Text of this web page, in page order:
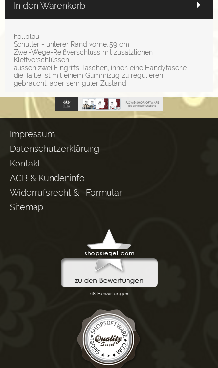
In den Warenkorb
hellblau
Schulter - unterer Rand vorne: 59 cm
Zwei-Wege-Reißverschluss mit zusätzlichen
Klettverschlüssen
aussen zwei Eingriffs-Taschen, innen eine Handytasche
die Taille ist mit einem Gummizug zu regulieren
gebraucht, aber sehr guter Zustand!
Impressum
Datenschutzerklärung
Kontakt
AGB & Kundeninfo
Widerrufsrecht & -Formular
Sitemap